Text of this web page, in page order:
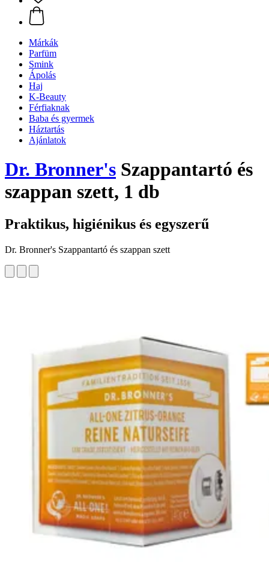
Márkák
Parfüm
Smink
Ápolás
Haj
K-Beauty
Férfiaknak
Baba és gyermek
Háztartás
Ajánlatok
Dr. Bronner's Szappantartó és
szappan szett, 1 db
Praktikus, higiénikus és egyszerű
Dr. Bronner's Szappantartó és szappan szett